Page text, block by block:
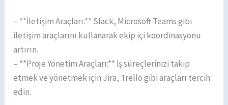
– **İletişim Araçları:** Slack, Microsoft Teams gibi
iletişim araçlarını kullanarak ekip içi koordinasyonu
artırın.
– **Proje Yönetim Araçları:** İş süreçlerinizi takip
etmek ve yönetmek için Jira, Trello gibi araçları tercih
edin.